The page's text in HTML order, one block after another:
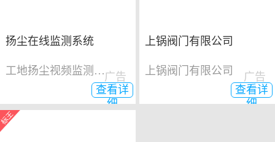
扬尘在线监测系统
工地扬尘视频监测系统
查看详
细
广告
上锅阀门有限公司
上锅阀门有限公司
查看详
细
广告